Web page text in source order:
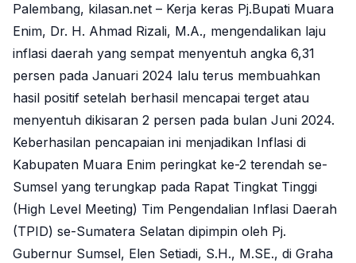
Palembang, kilasan.net – Kerja keras Pj.Bupati Muara
Enim, Dr. H. Ahmad Rizali, M.A., mengendalikan laju
inflasi daerah yang sempat menyentuh angka 6,31
persen pada Januari 2024 lalu terus membuahkan
hasil positif setelah berhasil mencapai terget atau
menyentuh dikisaran 2 persen pada bulan Juni 2024.
Keberhasilan pencapaian ini menjadikan Inflasi di
Kabupaten Muara Enim peringkat ke-2 terendah se-
Sumsel yang terungkap pada Rapat Tingkat Tinggi
(High Level Meeting) Tim Pengendalian Inflasi Daerah
(TPID) se-Sumatera Selatan dipimpin oleh Pj.
Gubernur Sumsel, Elen Setiadi, S.H., M.SE., di Graha